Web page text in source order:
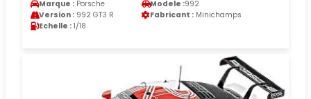
Marque : Porsche Modele :992
Version : 992 GT3 R Fabricant : Minichamps
Echelle : 1/18